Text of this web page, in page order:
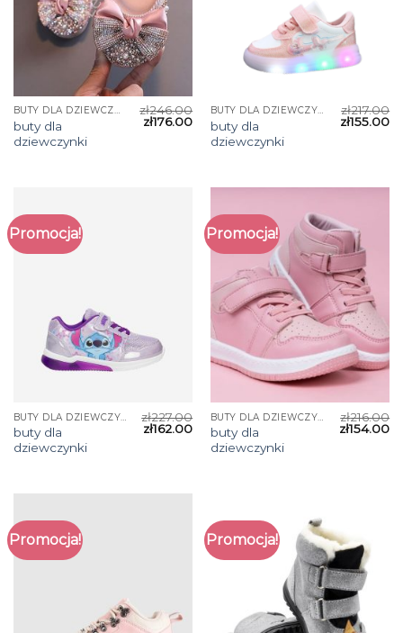
BUTY DLA DZIEWCZYNKI
buty dla
dziewczynki
zł246.00
zł176.00
BUTY DLA DZIEWCZYNKI
buty dla
dziewczynki
zł217.00
zł155.00
Promocja!
buty dla
dziewczynki
zł227.00
zł162.00
Promocja!
buty dla
dziewczynki
zł216.00
zł154.00
Promocja! Promocja!